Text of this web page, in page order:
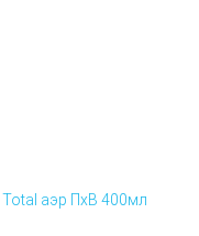
аэр ПхВ 400мл